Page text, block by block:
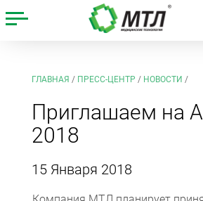
ГЛАВНАЯ / ПРЕСС-ЦЕНТР / НОВОСТИ /
Приглашаем на
2018
15 Января 2018